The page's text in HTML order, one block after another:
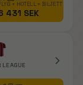
+ HOTELL + BILJETT
431 SEK
LEAGUE